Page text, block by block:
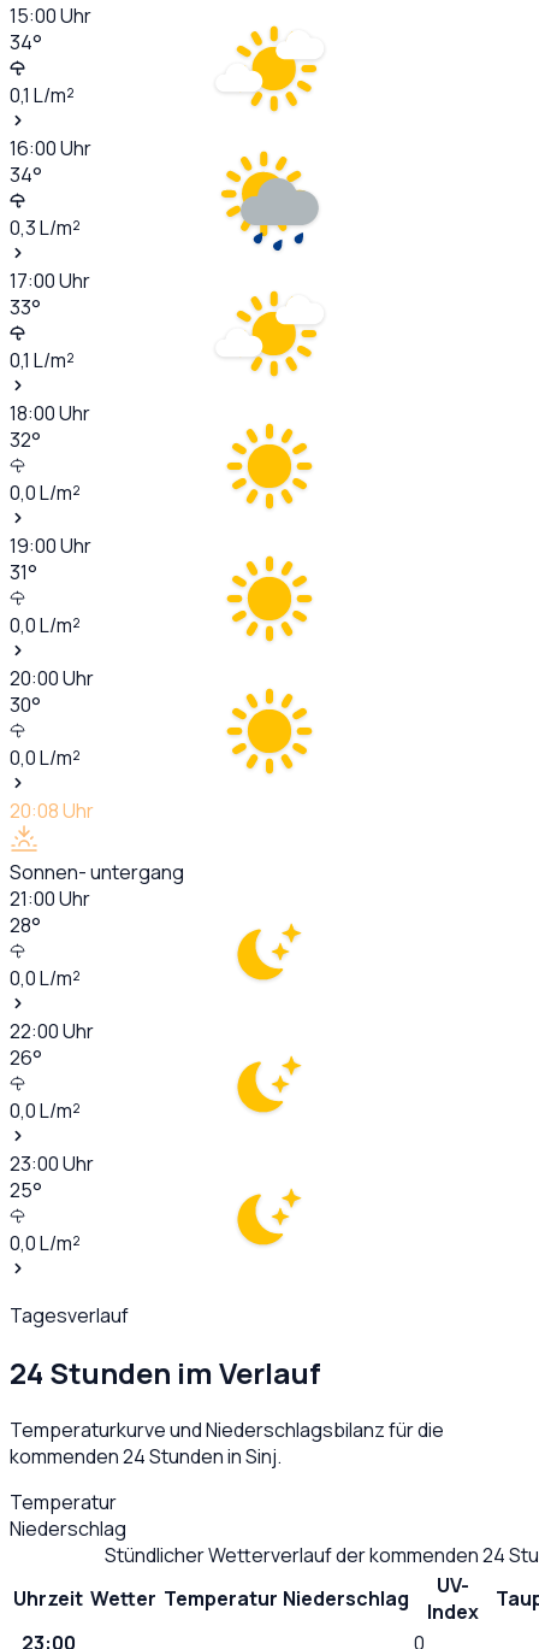
15:00Uhr
34°
0,1 L/m²
16:00Uhr
34°
0,3L/m²
17:00Uhr
33°
0,1 L/m²
18:00Uhr
32°
0,0L/m²
19:00Uhr
31°
0,0L/m²
20:00Uhr
30°
0,0L/m²
20:08Uhr
Sonnen- untergang
21:00Uhr
28°
0,0L/m²
22:00Uhr
26°
0,0L/m²
23:00Uhr
25°
0,0L/m²
Tagesverlauf
24 Stunden im Verlauf
Temperaturkurve und Niederschlagsbilanz für die
kommenden 24 Stunden inSinj.
Temperatur
Niederschlag
Stündlicher Wetterverlauf der kommenden 24
Uhrzeit Wetter Temperatur Niederschlag
UV-
Index
23:00
0